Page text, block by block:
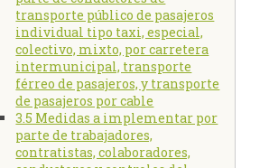
transporte público de pasajeros
individual tipo taxi, especial,
colectivo, mixto, por carretera
intermunicipal, transporte
férreo de pasajeros, y transporte
de pasajeros por cable
3.5 Medidas a implementar por
parte de trabajadores,
contratistas, colaboradores,